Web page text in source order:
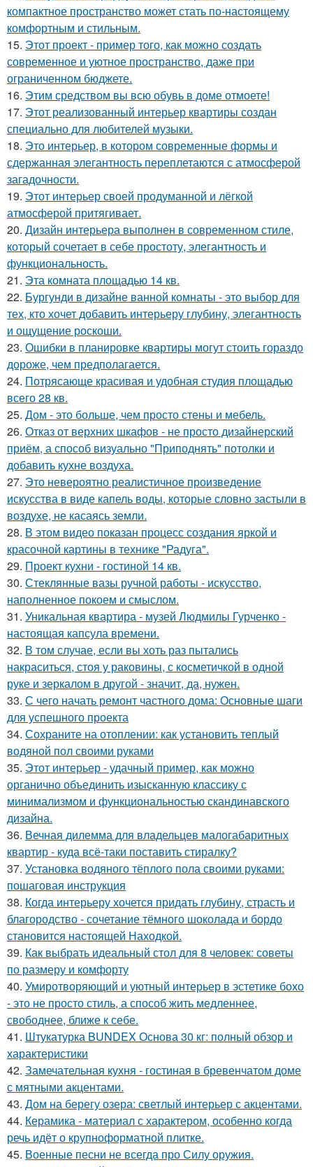
компактное пространство может стать по-настоящему
комфортным и стильным.
15. Этот проект - пример того, как можно создать
современное и уютное пространство, даже при
ограниченном бюджете.
16. Этим средством вы всю обувь в доме отмоете!
17. Этот реализованный интерьер квартиры создан
специально для любителей музыки.
18. Это интерьер, в котором современные формы и
сдержанная элегантность переплетаются с атмосферой
загадочности.
19. Этот интерьер своей продуманной и лёгкой
атмосферой притягивает.
20. Дизайн интерьера выполнен в современном стиле,
который сочетает в себе простоту, элегантность и
функциональность.
21. Эта комната площадью 14 кв.
22. Бургунди в дизайне ванной комнаты - это выбор для
тех, кто хочет добавить интерьеру глубину, элегантность
и ощущение роскоши.
23. Ошибки в планировке квартиры могут стоить гораздо
дороже, чем предполагается.
24. Потрясающе красивая и удобная студия площадью
всего 28 кв.
25. Дом - это больше, чем просто стены и мебель.
26. Отказ от верхних шкафов - не просто дизайнерский
приём, а способ визуально "Приподнять" потолки и
добавить кухне воздуха.
27. Это невероятно реалистичное произведение
искусства в виде капель воды, которые словно застыли в
воздухе, не касаясь земли.
28. В этом видео показан процесс создания яркой и
красочной картины в технике "Радуга".
29. Проект кухни - гостиной 14 кв.
30. Стеклянные вазы ручной работы - искусство,
наполненное покоем и смыслом.
31. Уникальная квартира - музей Людмилы Гурченко -
настоящая капсула времени.
32. В том случае, если вы хоть раз пытались
накраситься, стоя у раковины, с косметичкой в одной
руке и зеркалом в другой - значит, да, нужен.
33. С чего начать ремонт частного дома: Основные шаги
для успешного проекта
34. Сохраните на отоплении: как установить теплый
водяной пол своими руками
35. Этот интерьер - удачный пример, как можно
органично объединить изысканную классику с
минимализмом и функциональностью скандинавского
дизайна.
36. Вечная дилемма для владельцев малогабаритных
квартир - куда всё-таки поставить стиралку?
37. Установка водяного тёплого пола своими руками:
пошаговая инструкция
38. Когда интерьеру хочется придать глубину, страсть и
благородство - сочетание тёмного шоколада и бордо
становится настоящей Находкой.
39. Как выбрать идеальный стол для 8 человек: советы
по размеру и комфорту
40. Умиротворяющий и уютный интерьер в эстетике бохо
- это не просто стиль, а способ жить медленнее,
свободнее, ближе к себе.
41. Штукатурка BUNDEX Основа 30 кг: полный обзор и
характеристики
42. Замечательная кухня - гостиная в бревенчатом доме
с мятными акцентами.
43. Дом на берегу озера: светлый интерьер с акцентами.
44. Керамика - материал с характером, особенно когда
речь идёт о крупноформатной плитке.
45. Военные песни не всегда про Силу оружия.